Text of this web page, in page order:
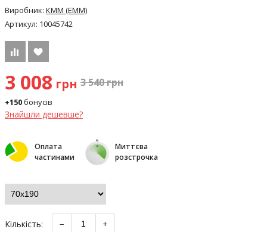
Виробник: КММ (EMM)
Артикул: 10045742
3 008 грн 3 540грн
+150бонусів
Знайшли дешевше?
Оплата
частинами
Миттєва
розстрочка
Кількість: − +